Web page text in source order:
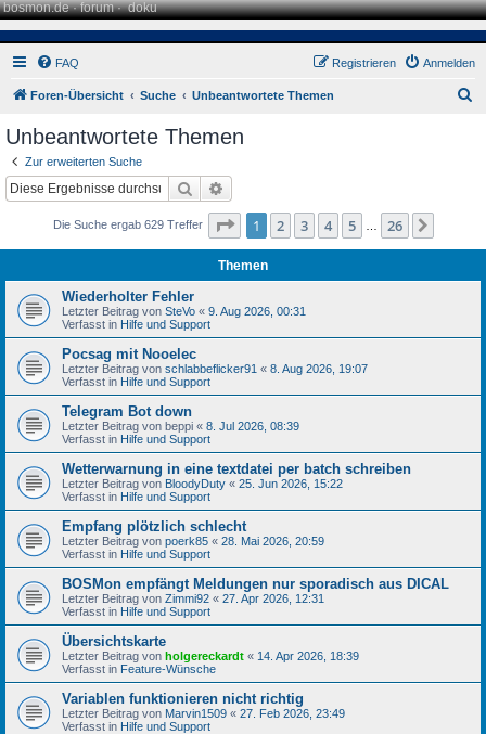
bosmon.de·forum·doku
FAQ Anmelden
Registrieren
Foren-Übersicht Suche Unbeantwortete Themen
Unbeantwortete Themen
Zur erweiterten Suche
Suche
Die Suche ergab 629 Treffer Seite 1von 26
1 2 3 4 5 26
Themen
Wiederholter Fehler
Letzter Beitrag von SteVo « 9. Aug 2026, 00:31
Verfasst in Hilfe und Support
Pocsag mit Nooelec
Letzter Beitrag von schlabbeflicker91 « 8. Aug 2026, 19:07
Verfasst in Hilfe und Support
Telegram Bot down
Letzter Beitrag von beppi « 8. Jul 2026, 08:39
Verfasst in Hilfe und Support
Wetterwarnung in eine textdatei per batch schreiben
Letzter Beitrag von BloodyDuty « 25. Jun 2026, 15:22
Verfasst in Hilfe und Support
Empfang plötzlich schlecht
Letzter Beitrag von poerk85 « 28. Mai 2026, 20:59
Verfasst in Hilfe und Support
BOSMon empfängt Meldungen nur sporadisch aus DICAL
Letzter Beitrag von Zimmi92 « 27. Apr 2026, 12:31
Verfasst in Hilfe und Support
Übersichtskarte
Letzter Beitrag von holgereckardt « 14. Apr 2026, 18:39
Verfasst in Feature-Wünsche
Variablen funktionieren nicht richtig
Letzter Beitrag von Marvin1509 « 27. Feb 2026, 23:49
Verfasst in Hilfe und Support